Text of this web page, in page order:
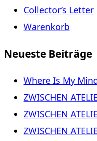
Collector’s Letter
Warenkorb
Neueste Beiträge
Where Is My
ZWISCHEN
ZWISCHEN
ZWISCHEN